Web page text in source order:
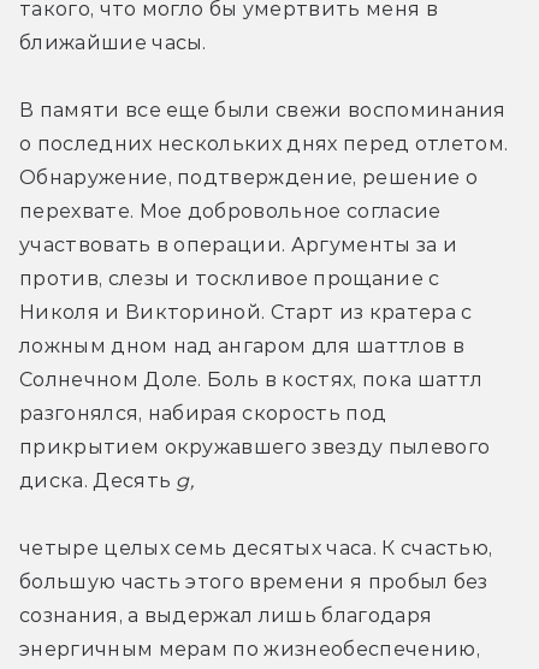
такого, что могло бы умертвить меня в
ближайшие часы.
В памяти все еще были свежи воспоминания
о последних нескольких днях перед отлетом.
Обнаружение, подтверждение, решение о
перехвате. Мое добровольное согласие
участвовать в операции. Аргументы за и
против, слезы и тоскливое прощание с
Николя и Викториной. Старт из кратера с
ложным дном над ангаром для шаттлов в
Солнечном Доле. Боль в костях, пока шаттл
разгонялся, набирая скорость под
прикрытием окружавшего звезду пылевого
диска. Десять g,
четыре целых семь десятых часа. К счастью,
большую часть этого времени я пробыл без
сознания, а выдержал лишь благодаря
энергичным мерам по жизнеобеспечению,